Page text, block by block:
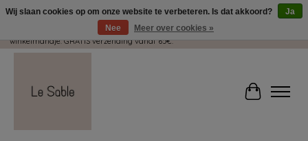
Wij pakken met plezier jouw kadootjes GRATIS in! Duid dit zeker aan in je
winkelmandje. GRATIS verzending vanaf 65€.
Wij slaan cookies op om onze website te verbeteren. Is dat akkoord?
Ja
Nee
Meer over cookies »